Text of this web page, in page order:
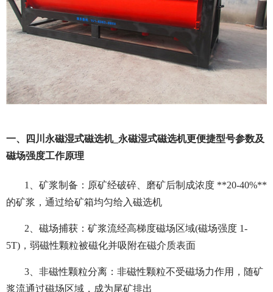
一、四川永磁湿式磁选机_永磁湿式磁选机更便捷型号参数及
磁场强度工作原理
1、矿浆制备：原矿经破碎、磨矿后制成浓度 **20-40%**
的矿浆，通过给矿箱均匀给入磁选机
2、磁场捕获：矿浆流经高梯度磁场区域(磁场强度 1-
5T)，弱磁性颗粒被磁化并吸附在磁介质表面
3、非磁性颗粒分离：非磁性颗粒不受磁场力作用，随矿
浆流通过磁场区域，成为尾矿排出